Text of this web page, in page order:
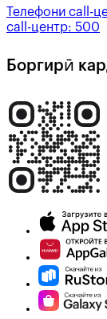
Телефони call-
call-центр: 500
Боргирӣ